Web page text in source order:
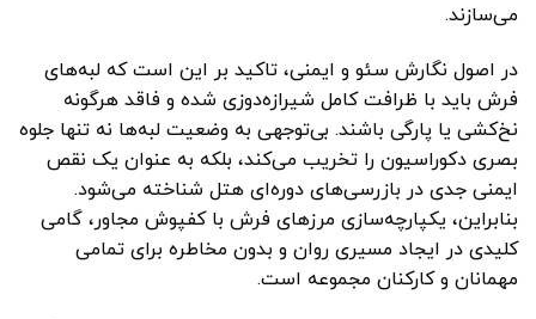
می‌سازند.
در اصول نگارش سئو و ایمنی، تاکید بر این است که لبه‌های
فرش باید با ظرافت کامل شیرازه‌دوزی شده و فاقد هرگونه
نخ‌کشی یا پارگی باشند. بی‌توجهی به وضعیت لبه‌ها نه تنها جلوه
بصری دکوراسیون را تخریب می‌کند، بلکه به عنوان یک نقص
ایمنی جدی در بازرسی‌های دوره‌ای هتل شناخته می‌شود.
بنابراین، یکپارچه‌سازی مرزهای فرش با کفپوش مجاور، گامی
کلیدی در ایجاد مسیری روان و بدون مخاطره برای تمامی
مهمانان و کارکنان مجموعه است.